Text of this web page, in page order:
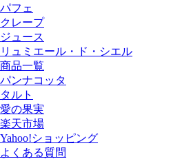
パフェ
クレープ
ジュース
リュミエール・ド・シエル
商品一覧
パンナコッタ
タルト
愛の果実
楽天市場
Yahoo!ショッピング
よくある質問